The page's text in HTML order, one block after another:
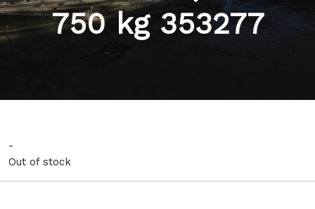
750 kg 353277
-
Out of stock